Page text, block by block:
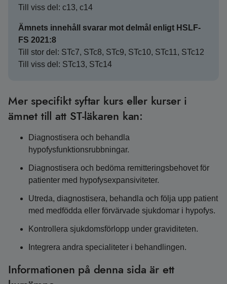
Till viss del: c13, c14
Ämnets innehåll svarar mot delmål enligt HSLF-
FS 2021:8
Till stor del: STc7, STc8, STc9, STc10, STc11, STc12
Till viss del: STc13, STc14
Mer specifikt syftar kurs eller kurser i
ämnet till att ST-läkaren kan:
Diagnostisera och behandla
hypofysfunktionsrubbningar.
Diagnostisera och bedöma remitteringsbehovet för
patienter med hypofysexpansiviteter.
Utreda, diagnostisera, behandla och följa upp patient
med medfödda eller förvärvade sjukdomar i hypofys.
Kontrollera sjukdomsförlopp under graviditeten.
Integrera andra specialiteter i behandlingen.
Informationen på denna sida är ett